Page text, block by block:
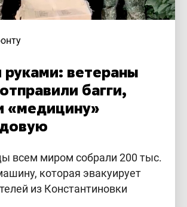
ветераны
багги,
«медицину»
всем миром собрали 200 тыс.
которая эвакуирует
из Константиновки